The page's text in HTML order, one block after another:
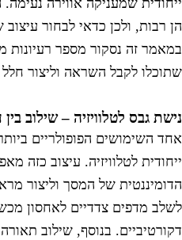
רבות, ולכן כדאי לבחור עיצוב
זה נסקור מספר רעיונות
לקבל השראה וליצור חלל
גבס לטלוויזיה – שילוב בין
השימושים הפופולריים
לטלוויזיה. עיצוב כזה
של המסך וליצור
מדפים צדדיים לאחסון
בנוסף, שילוב